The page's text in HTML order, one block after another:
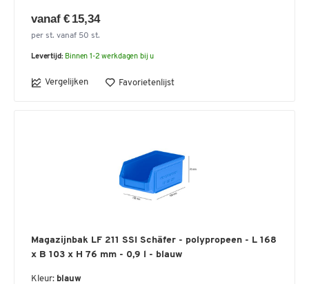
vanaf € 15,34
per st. vanaf 50 st.
Levertijd: Binnen 1-2 werkdagen bij u
Vergelijken Favorietenlijst
Magazijnbak LF 211 SSI Schäfer - polypropeen - L 168
x B 103 x H 76 mm - 0,9 l - blauw
Kleur: blauw